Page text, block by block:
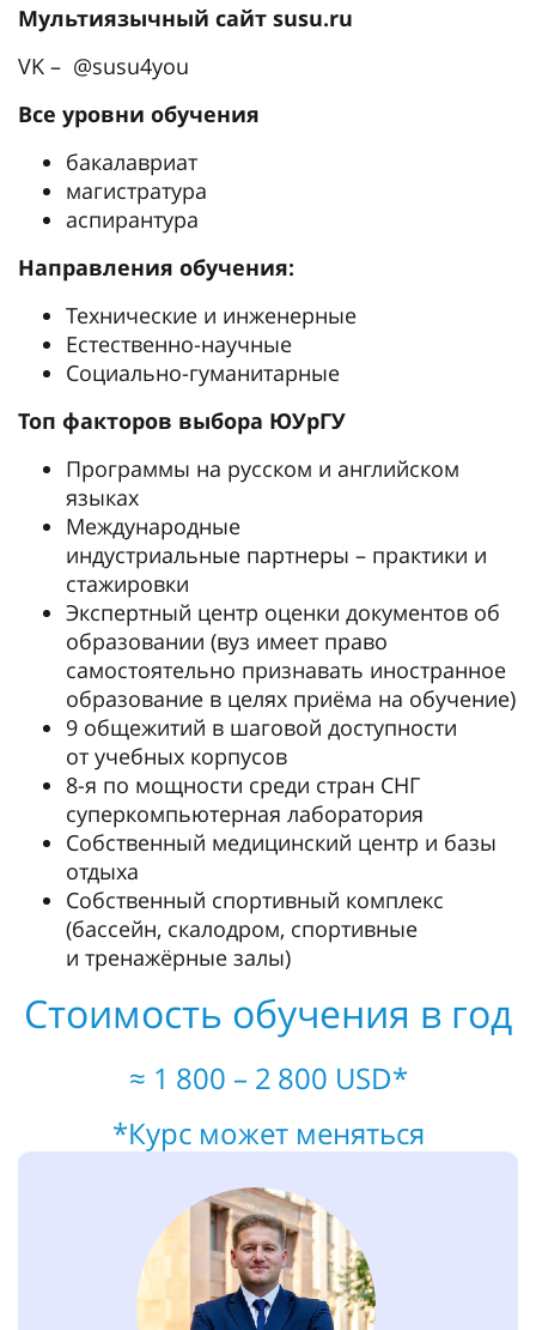
Мультиязычный сайт susu.ru
VK – @susu4you
Все уровни обучения
бакалавриат
магистратура
аспирантура
Направления обучения:
Технические и инженерные
Естественно-научные
Социально-гуманитарные
Топ факторов выбора ЮУрГУ
Программы на русском и английском
языках
Международные
индустриальные партнеры – практики и
стажировки
Экспертный центр оценки документов об
образовании (вуз имеет право
самостоятельно признавать иностранное
образование в целях приёма на обучение)
9 общежитий в шаговой доступности
от учебных корпусов
8-я по мощности среди стран СНГ
суперкомпьютерная лаборатория
Собственный медицинский центр и базы
отдыха
Собственный спортивный комплекс
(бассейн, скалодром, спортивные
и тренажёрные залы)
Стоимость обучения в год
≈ 1 800 – 2 800 USD*
*Курс может меняться